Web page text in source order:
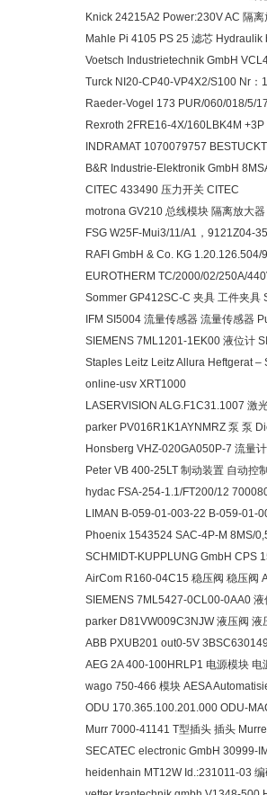
Knick 24215A2 Power:230V AC 隔
Mahle Pi 4105 PS 25 滤芯
Voetsch Industrietechnik GmbH
Turck NI20-CP40-VP4X2/S100 Nr
Raeder-Vogel 173 PUR/060/018/5/
Rexroth 2FRE16-4X/160LBK4M
INDRAMAT 1070079757
B&R Industrie-Elektronik GmbH
CITEC 433490 压力开关 CITEC
motrona GV210 总线模块 隔离放大
FSG W25F-Mui3/11/A1，9121Z04-
RAFI GmbH & Co. KG
EUROTHERM TC/2000/02/250A/
Sommer GP412SC-C 夹具 工件夹
IFM SI5004 流量传感器 流量传感器
SIEMENS 7ML1201-1EK00 液位计
Staples Leitz Leitz Allura Heftgerat
online-usv XRT1000
LASERVISION ALG.F1C31.1007 激
parker PV016R1K1AYNMRZ 泵 泵
Honsberg VHZ-020GA050P-7 流量
Peter VB 400-25LT 制动装置 自动
hydac FSA-254-1.1/FT200/12
LIMAN B-059-01-003-22 B-059-01-
Phoenix 1543524 SAC-4P-M 8MS/
SCHMIDT-KUPPLUNG GmbH CPS
AirCom R160-04C15 稳压阀 稳压阀
SIEMENS 7ML5427-0CL00-0AA0
parker D81VW009C3NJW 液压阀
ABB PXUB201 out0-5V
AEG 2A 400-100HRLP1 电源模块
wago 750-466 模块 AESA
ODU 170.365.100.201.000 ODU-
Murr 7000-41141 T型插头 插头
SECATEC electronic GmbH 30999-
heidenhain MT12W Id.:231011-03